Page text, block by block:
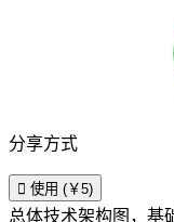
分享方式
 使用 (￥5)
总体技术架构图，基